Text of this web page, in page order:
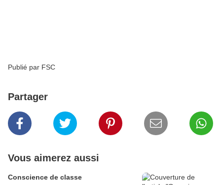
Publié par FSC
Partager
Vous aimerez aussi
Conscience de classe